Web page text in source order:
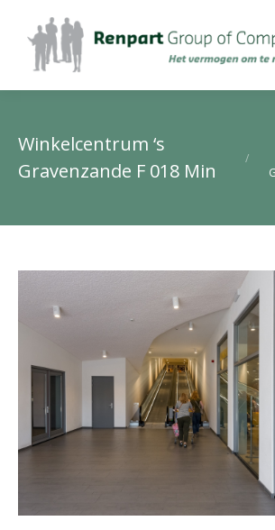
Winkelcentrum ‘s
Gravenzande F 018 Min